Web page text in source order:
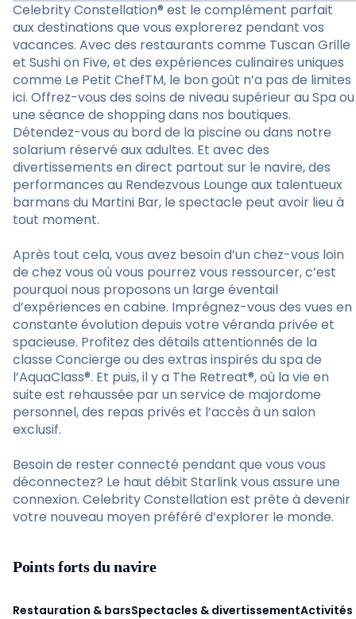
Celebrity Constellation® est le complément parfait
aux destinations que vous explorerez pendant vos
vacances. Avec des restaurants comme Tuscan Grille
et Sushi on Five, et des expériences culinaires uniques
comme Le Petit ChefTM, le bon goût n’a pas de limites
ici. Offrez-vous des soins de niveau supérieur au Spa ou
une séance de shopping dans nos boutiques.
Détendez-vous au bord de la piscine ou dans notre
solarium réservé aux adultes. Et avec des
divertissements en direct partout sur le navire, des
performances au Rendezvous Lounge aux talentueux
barmans du Martini Bar, le spectacle peut avoir lieu à
tout moment.
Après tout cela, vous avez besoin d’un chez-vous loin
de chez vous où vous pourrez vous ressourcer, c’est
pourquoi nous proposons un large éventail
d’expériences en cabine. Imprégnez-vous des vues en
constante évolution depuis votre véranda privée et
spacieuse. Profitez des détails attentionnés de la
classe Concierge ou des extras inspirés du spa de
l’AquaClass®. Et puis, il y a The Retreat®, où la vie en
suite est rehaussée par un service de majordome
personnel, des repas privés et l’accès à un salon
exclusif.
Besoin de rester connecté pendant que vous vous
déconnectez? Le haut débit Starlink vous assure une
connexion. Celebrity Constellation est prête à devenir
votre nouveau moyen préféré d’explorer le monde.
Points forts du navire
Restauration & barsSpectacles & divertissementActivités